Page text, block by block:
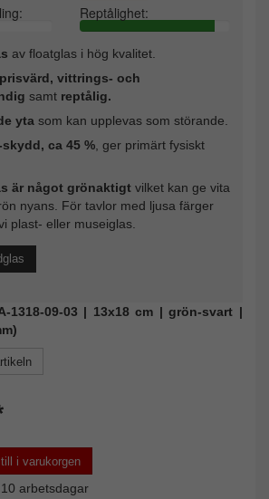
Reptålighet:
av floatglas i hög kvalitet.
vittrings- och
samt reptålig.
yta som kan upplevas som störande.
ca 45 % , ger primärt fysiskt
är något grönaktigt vilket kan ge vita
nyans. För tavlor med ljusa färger
plast- eller museiglas.
1318-09-03 | 13x18 cm | grön-svart |
till i varukorgen
arbetsdagar